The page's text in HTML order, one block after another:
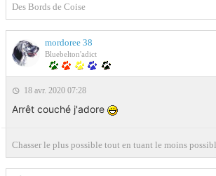
Des Bords de Coise
mordoree 38
Bluebelton'adict
18 avr. 2020 07:28
Arrêt couché j'adore
Chasser le plus possible tout en tuant le moins